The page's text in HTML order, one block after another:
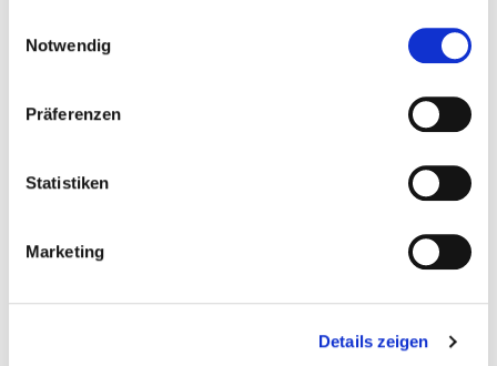
Notwendig
Präferenzen
Statistiken
Marketing
Details zeigen
Bobath-Therapie (für Erwachsene und/oder
Spezielles Leistungsangebot für Diabetiker und
Ergotherapie / Arbeitstherapie
und/oder Gruppentherapie
Schmerztherapie /-management